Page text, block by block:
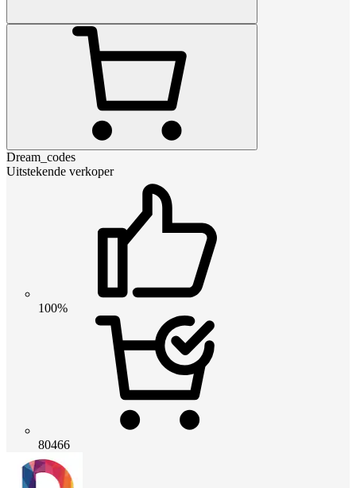
Dream_codes
Uitstekende verkoper
100%
80466